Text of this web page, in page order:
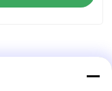
all'aperto